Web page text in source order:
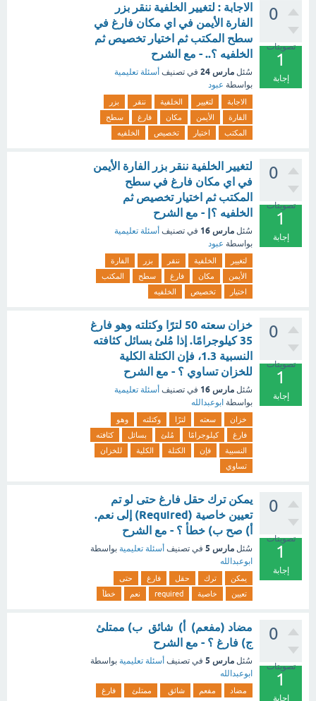
0
تصويتات
1
إجابة
الاجابة : لتغيير الخلفية ننقر بزر
الفارة الأيمن في اي مكان فارغ في
سطح المكتب ثم اختيار تخصيص ثم
الخلفيه ؟.. - مع الشرح
سُئل مارس 24 في تصنيف أسئلة تعليمية
بواسطة عبود
الاجابة لتغيير الخلفية ننقر
بزر
الفارة
الأيمن مكان فارغ
سطح
المكتب
اختيار تخصيص الخلفيه
0
تصويتات
1
إجابة
لتغيير الخلفية ننقر بزر الفارة الأيمن
في اي مكان فارغ في سطح
المكتب ثم اختيار تخصيص ثم
الخلفيه ؟| - مع الشرح
سُئل مارس 16 في تصنيف أسئلة تعليمية
بواسطة عبود
لتغيير الخلفية ننقر بزر
الفارة
الأيمن
مكان فارغ سطح
المكتب
اختيار
تخصيص الخلفيه
0
تصويتات
1
إجابة
خزان سعته 50 لترًا وكتلته وهو فارغ
35 كيلوجرامًا. إذا مُلئ بسائل كثافته
النسبية 1.3، فإن الكتلة الكلية
للخزان تساوي ؟ - مع الشرح
سُئل مارس 16 في تصنيف أسئلة تعليمية
بواسطة ابوعبدالله
خزان سعته لترًا وكتلته
وهو
فارغ
كيلوجرامًا مُلئ بسائل
كثافته
النسبية
فإن الكتلة الكلية
للخزان
تساوي
0
تصويتات
1
إجابة
يمكن ترك حقل فارغ حتى لو تم
تعيين خاصية (Required) إلى نعم.
أ) صح ب) خطأ ؟ - مع الشرح
سُئل مارس 5 في تصنيف أسئلة تعليمية بواسطة
ابوعبدالله
يمكن ترك حقل فارغ
حتى
تعيين
خاصية required نعم خطأ
0
تصويتات
1
إجابة
مضاد (مفعم) أ) شائق ب) ممتلئ
ج) فارغ ؟ - مع الشرح
سُئل مارس 5 في تصنيف أسئلة تعليمية بواسطة
ابوعبدالله
مضاد مفعم شائق ممتلئ فارغ